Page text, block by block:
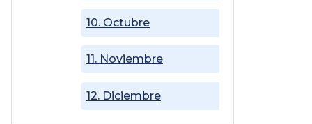
10. Octubre
11. Noviembre
12. Diciembre